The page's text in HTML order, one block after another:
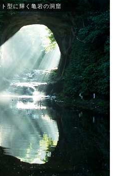
型に輝く亀岩の洞窟